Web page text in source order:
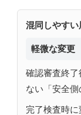
混同しやすい
軽微な変更
確認審査終
ない「安全側
完了検査時